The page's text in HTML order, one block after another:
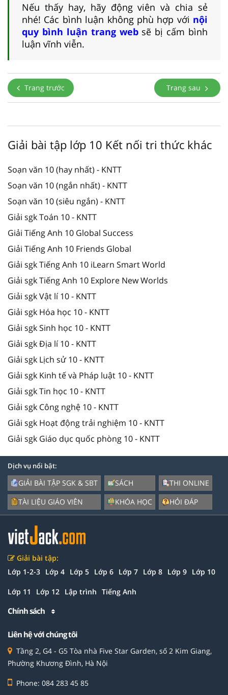
Nếu thấy hay, hãy động viên và chia sẻ
nhé! Các bình luận không phù hợp với nội
quy bình luận trang websẽ bị cấm bình
luận vĩnh viễn.
Trang trước Trang sau
Giải bài tập lớp 10 Kết nối tri thức khác
Soạn văn 10 (hay nhất) - KNTT
Soạn văn 10 (ngắn nhất) - KNTT
Soạn văn 10 (siêu ngắn) - KNTT
Giải sgk Toán 10 - KNTT
Giải Tiếng Anh 10 Global Success
Giải Tiếng Anh 10 Friends Global
Giải sgk Tiếng Anh 10 iLearn Smart World
Giải sgk Tiếng Anh 10 Explore New Worlds
Giải sgk Vật lí 10 - KNTT
Giải sgk Hóa học 10 - KNTT
Giải sgk Sinh học 10 - KNTT
Giải sgk Địa lí 10 - KNTT
Giải sgk Lịch sử 10 - KNTT
Giải sgk Kinh tế và Pháp luật 10 - KNTT
Giải sgk Tin học 10 - KNTT
Giải sgk Công nghệ 10 - KNTT
Giải sgk Hoạt động trải nghiệm 10 - KNTT
Giải sgk Giáo dục quốc phòng 10 - KNTT
Dịch vụ nổi bật:
GIẢI BÀI TẬP SGK & SBT
TÀI LIỆU GIÁO VIÊN
SÁCH
KHÓA HỌC
THI ONLINE
HỎI ĐÁP
Giải bài tập:
Lớp 1-2-3 Lớp 4 Lớp 5 Lớp 6 Lớp 7 Lớp 8 Lớp 9 Lớp 10
Lớp 11 Lớp 12 Lập trình Tiếng Anh
Chính sách
Liên hệ với chúng tôi
Tầng 2, G4 - G5 Tòa nhà Five Star Garden, số 2 Kim Giang,
Phường Khương Đình, Hà Nội
Phone: 084 283 45 85